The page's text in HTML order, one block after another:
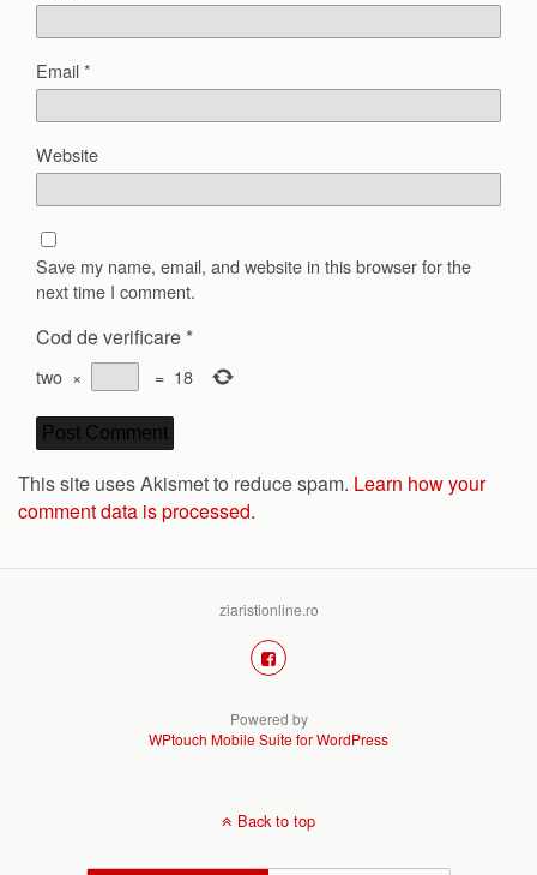
Email*
Website
Save my name, email, and website in this browser for the
next time I comment.
Cod de verificare *
two × = 18
This site uses Akismet to reduce spam. Learn how your
comment data is processed.
ziaristionline.ro
Powered by
WPtouch Mobile Suite for WordPress
Back to top